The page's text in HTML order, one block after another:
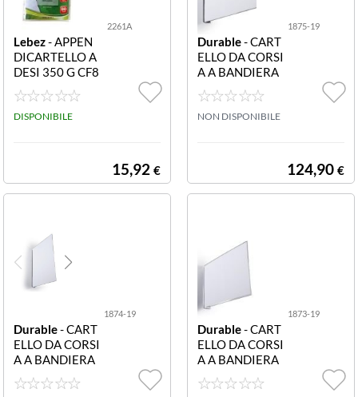
2261A
Lebez- APPEN
DICARTELLO A
DESI 350 G CF8
0 2261 CF80 A
PPENDICARTE
LLO ADESI 350
DISPONIBILE
15,92 €
1875-19
Durable- CART
ELLO DA CORSI
A A BANDIERA
A4 ORIZZONTA
LE MAGNETIC
O CF10 1875-1
NON DISPONIBILE
124,90 €
1874-19
Durable- CART
ELLO DA CORSI
A A BANDIERA
A4 VERTICALE
MAGNETICO C
1873-19
Durable- CART
ELLO DA CORSI
A A BANDIERA
A5 ORIZZONTA
LE MAGNETIC